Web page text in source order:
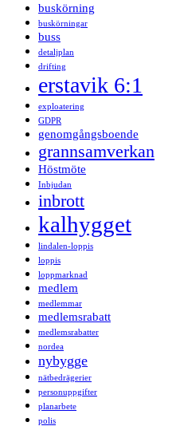
buskörning
buskörningar
buss
detaljplan
drifting
erstavik 6:1
exploatering
GDPR
genomgångsboende
grannsamverkan
Höstmöte
Inbjudan
inbrott
kalhygget
lindalen-loppis
loppis
loppmarknad
medlem
medlemmar
medlemsrabatt
medlemsrabatter
nordea
nybygge
nätbedrägerier
personuppgifter
planarbete
polis